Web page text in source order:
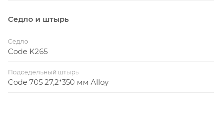
Седло и штырь
Седло
Code K265
Подседельный штырь
Code 705 27,2*350 мм Alloy